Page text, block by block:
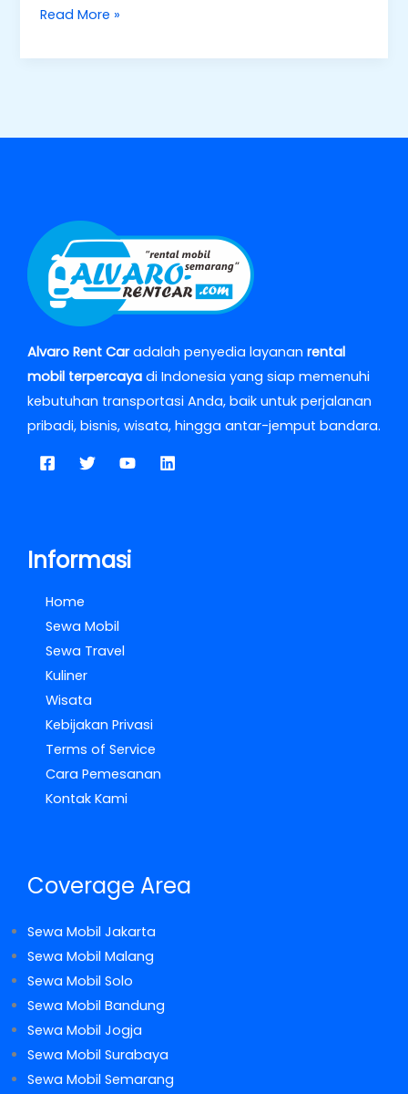
Read More »
Alvaro Rent Caradalah penyedia layanan rental
mobil terpercaya di Indonesia yang siap memenuhi
kebutuhan transportasi Anda, baik untuk perjalanan
pribadi, bisnis, wisata, hingga antar-jemput bandara.
Informasi
Home
Sewa Mobil
Sewa Travel
Kuliner
Wisata
Kebijakan Privasi
Terms of Service
Cara Pemesanan
Kontak Kami
Coverage Area
Sewa Mobil Jakarta
Sewa Mobil Malang
Sewa Mobil Solo
Sewa Mobil Bandung
Sewa Mobil Jogja
Sewa Mobil Surabaya
Sewa Mobil Semarang